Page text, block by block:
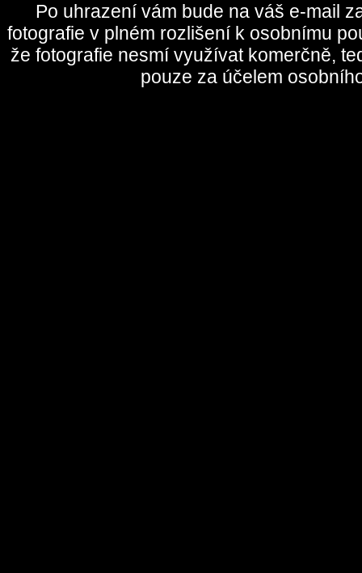
Po uhrazení vám bude na váš e-mail
fotografie v plném rozlišení k osobnímu
že fotografie nesmí využívat komerčně,
pouze za účelem